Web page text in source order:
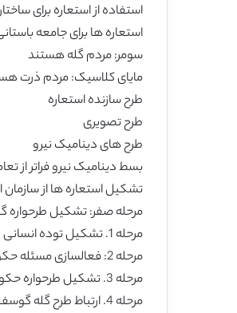
استفاده از استعاره برای
استعاره ها برای جامعه
سومر: مردم گله هستند
مایای کلاسیک: مردم ذرت
طرح سازنده استعاره
طرح تصویری
طرح های دینامیک نیرو
بسط دینامیک نیرو فراتر از
تشکیل استعاره ها از سازمان
مرحله صفر: تشکیل طرحواره
مرحله 1. تشکیل توده انسانی
مرحله 2: فعالسازی مسئله حکومت
مرحله 3. تشکیل طرحواره حکومت از مسئله حکومت
مرحله 4. ارتباط طرح گله گوسفند با مسئله حکومت